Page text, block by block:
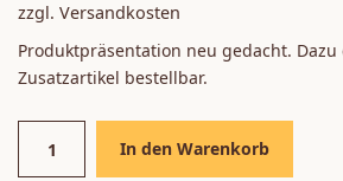
zzgl. Versandkosten
Produktpräsentation neu gedacht.
Zusatzartikel bestellbar.
In den Warenkorb